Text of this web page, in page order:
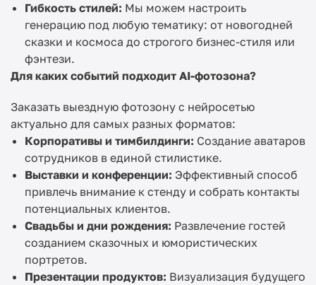
Гибкость стилей: Мы можем настроить
генерацию под любую тематику: от новогодней
сказки и космоса до строгого бизнес-стиля или
фэнтези.
Для каких событий подходит AI-фотозона?
Заказать выездную фотозону с нейросетью
актуально для самых разных форматов:
Корпоративы и тимбилдинги: Создание аватаров
сотрудников в единой стилистике.
Выставки и конференции: Эффективный способ
привлечь внимание к стенду и собрать контакты
потенциальных клиентов.
Свадьбы и дни рождения: Развлечение гостей
созданием сказочных и юмористических
портретов.
Презентации продуктов: Визуализация будущего